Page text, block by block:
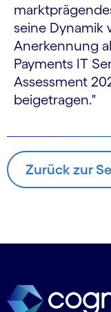
seine Dynamik
Anerkennung
Payments IT
Assessment
beigetragen."
Zurück zur